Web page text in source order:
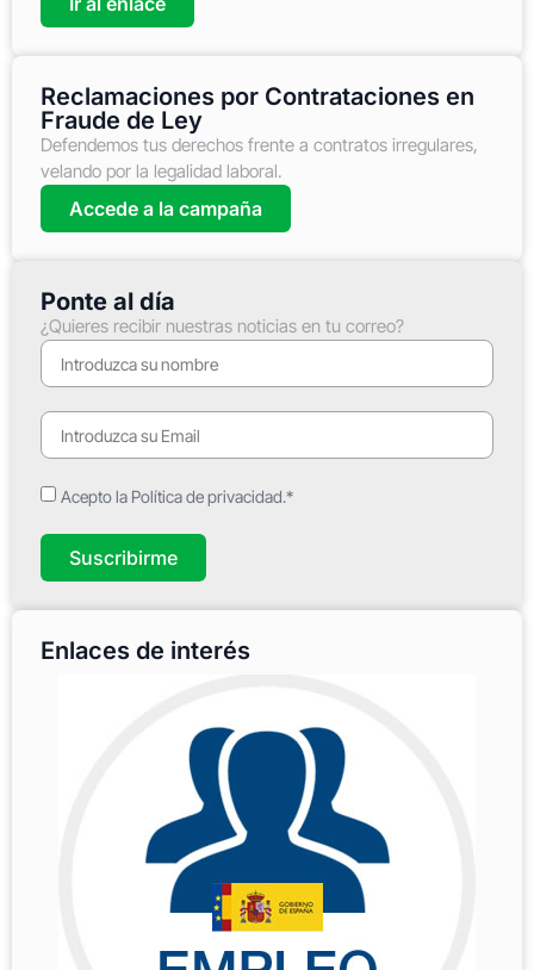
Reclamaciones por Contrataciones en
Fraude de Ley
Defendemos tus derechos frente a contratos irregulares,
velando por la legalidad laboral.
Accede a la campaña
Ponte al día
¿Quieres recibir nuestras noticias en tu correo?
Acepto la Política de privacidad.*
Suscribirme
Enlaces de interés